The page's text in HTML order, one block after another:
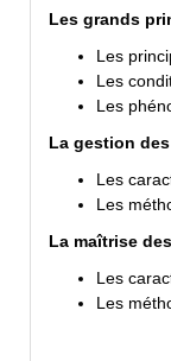
Les grands
Les
Les
Les
La gestion
Les
Les
La maîtrise
Les
Les